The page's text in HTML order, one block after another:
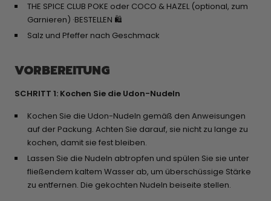
THE SPICE CLUB POKE oder COCO & HAZEL (optional, zum
Garnieren) ·BESTELLEN 🛍️
Salz und Pfeffer nach Geschmack
VORBEREITUNG
SCHRITT 1: Kochen Sie die Udon-Nudeln
Kochen Sie die Udon-Nudeln gemäß den Anweisungen
auf der Packung. Achten Sie darauf, sie nicht zu lange zu
kochen, damit sie fest bleiben.
Lassen Sie die Nudeln abtropfen und spülen Sie sie unter
fließendem kaltem Wasser ab, um überschüssige Stärke
zu entfernen. Die gekochten Nudeln beiseite stellen.